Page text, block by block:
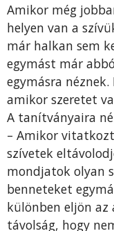
Amikor még
helyen van a
már halkan sem
egymást már
egymásra
amikor szeretet
A tanítványaira
– Amikor
szívetek
mondjatok olyan
benneteket
különben eljön az
távolság, hogy